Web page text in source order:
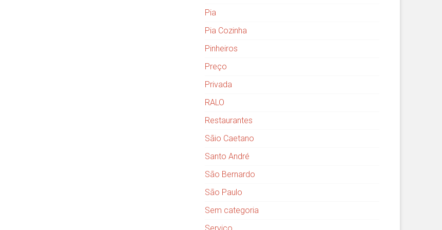
Pia
Pia Cozinha
Pinheiros
Preço
Privada
RALO
Restaurantes
Sãio Caetano
Santo André
São Bernardo
São Paulo
Sem categoria